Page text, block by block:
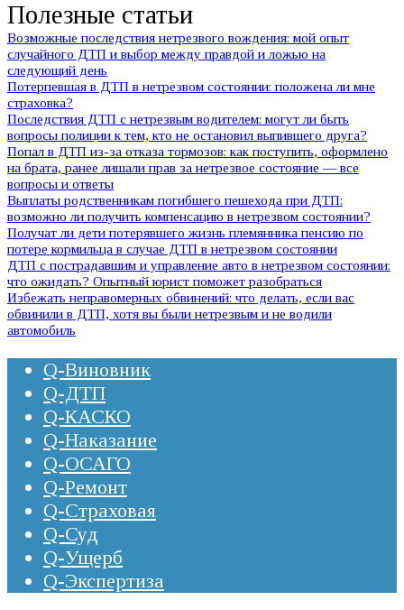
Полезные статьи
Возможные последствия нетрезвого вождения: мой опыт
случайного ДТП и выбор между правдой и ложью на
следующий день
Потерпевшая в ДТП в нетрезвом состоянии: положена ли мне
страховка?
Последствия ДТП с нетрезвым водителем: могут ли быть
вопросы полиции к тем, кто не остановил выпившего друга?
Попал в ДТП из-за отказа тормозов: как поступить, оформлено
на брата, ранее лишали прав за нетрезвое состояние — все
вопросы и ответы
Выплаты родственникам погибшего пешехода при ДТП:
возможно ли получить компенсацию в нетрезвом состоянии?
Получат ли дети потерявшего жизнь племянника пенсию по
потере кормильца в случае ДТП в нетрезвом состоянии
ДТП с пострадавшим и управление авто в нетрезвом состоянии:
что ожидать? Опытный юрист поможет разобраться
Избежать неправомерных обвинений: что делать, если вас
обвинили в ДТП, хотя вы были нетрезвым и не водили
автомобиль
Q-Виновник
Q-ДТП
Q-КАСКО
Q-Наказание
Q-ОСАГО
Q-Ремонт
Q-Страховая
Q-Суд
Q-Ущерб
Q-Экспертиза